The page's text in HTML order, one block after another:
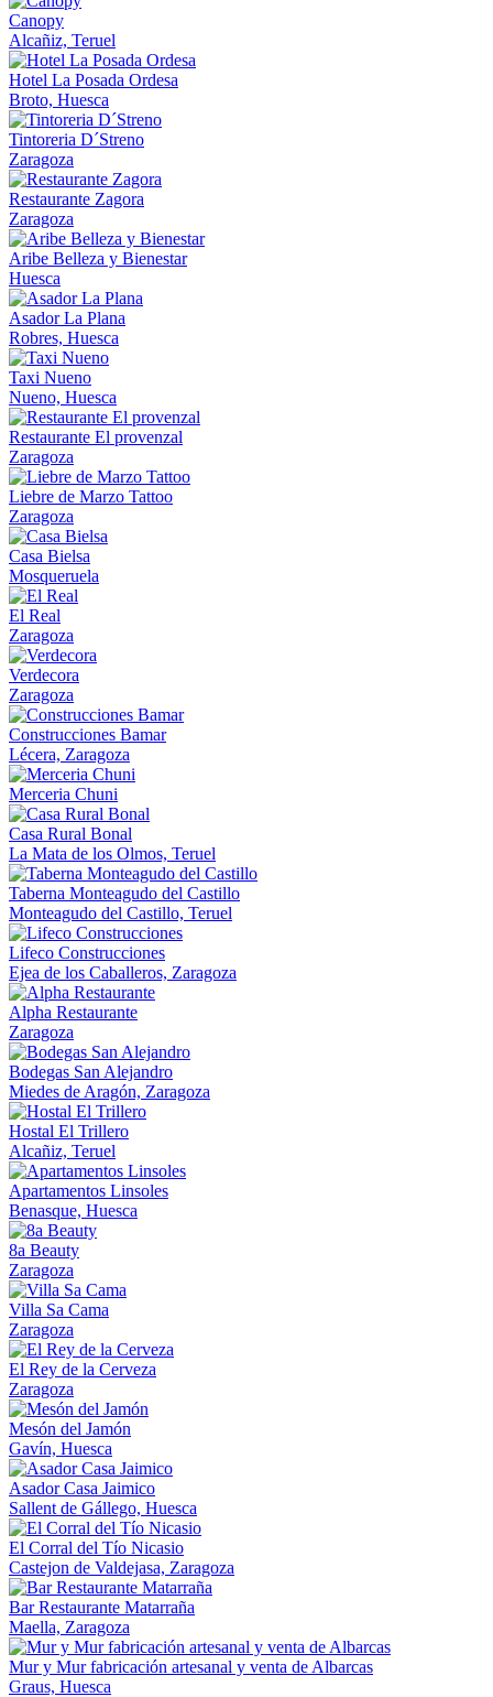
Canopy
Alcañiz, Teruel
Hotel La Posada Ordesa
Broto, Huesca
Tintoreria D´Streno
Zaragoza
Restaurante Zagora
Zaragoza
Aribe Belleza y Bienestar
Huesca
Asador La Plana
Robres, Huesca
Taxi Nueno
Nueno, Huesca
Restaurante El provenzal
Zaragoza
Liebre de Marzo Tattoo
Zaragoza
Casa Bielsa
Mosqueruela
El Real
Zaragoza
Verdecora
Zaragoza
Construcciones Bamar
Lécera, Zaragoza
Merceria Chuni
Casa Rural Bonal
La Mata de los Olmos, Teruel
Taberna Monteagudo del Castillo
Monteagudo del Castillo, Teruel
Lifeco Construcciones
Ejea de los Caballeros, Zaragoza
Alpha Restaurante
Zaragoza
Bodegas San Alejandro
Miedes de Aragón, Zaragoza
Hostal El Trillero
Alcañiz, Teruel
Apartamentos Linsoles
Benasque, Huesca
8a Beauty
Zaragoza
Villa Sa Cama
Zaragoza
El Rey de la Cerveza
Zaragoza
Mesón del Jamón
Gavín, Huesca
Asador Casa Jaimico
Sallent de Gállego, Huesca
El Corral del Tío Nicasio
Castejon de Valdejasa, Zaragoza
Bar Restaurante Matarraña
Maella, Zaragoza
Mur y Mur fabricación artesanal y venta de Albarcas
Graus, Huesca